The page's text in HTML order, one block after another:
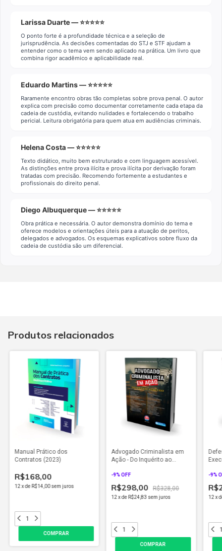
Larissa Duarte — ⭐⭐⭐⭐⭐
O ponto forte é a profundidade técnica e a seleção de
jurisprudência. As decisões comentadas do STJ e STF ajudam a
entender como o tema vem sendo aplicado na prática. Um livro que
combina rigor acadêmico e aplicabilidade real.
Eduardo Martins — ⭐⭐⭐⭐⭐
Raramente encontro obras tão completas sobre prova penal. O autor
explica com precisão como documentar corretamente cada etapa da
cadeia de custódia, evitando nulidades e fortalecendo o trabalho
pericial. Leitura obrigatória para quem atua em audiências criminais.
Helena Costa — ⭐⭐⭐⭐⭐
Texto didático, muito bem estruturado e com linguagem acessível.
As distinções entre prova ilícita e prova ilícita por derivação foram
tratadas com precisão. Recomendo fortemente a estudantes e
profissionais do direito penal.
Diego Albuquerque — ⭐⭐⭐⭐⭐
Obra prática e necessária. O autor demonstra domínio do tema e
oferece modelos e orientações úteis para a atuação de peritos,
delegados e advogados. Os esquemas explicativos sobre fluxo da
cadeia de custódia são um diferencial.
Produtos relacionados
Manual Prático dos
Contratos (2023)
R$168,00
12xde R$14,00 sem juros
Advogado Criminalista em
Ação - Do Inquérito ao
-9% OFF
R$298,00 R$328,00
12 xde R$24,83 sem juros
-9%
12x